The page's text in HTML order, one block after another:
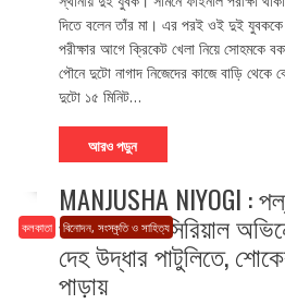
দিতে বলেন তাঁর মা। এর পরই ওই দুই যুবককে
পরীক্ষার আগে ক্রিকেট খেলা নিয়ে সোহমকে
পৌনে দুটো নাগাদ নিজেদের কাজে বাড়ি থেকে
দুটো ১৫ মিনিট…
আরও পড়ুন
কলকাতা বিনোদন, সংস্কৃতি ও সাহিত্য
MANJUSHA NIYOGI :
পর আর এক সিরিয়াল
দেহ উদ্ধার পাটুলিতে,
পাড়ায়